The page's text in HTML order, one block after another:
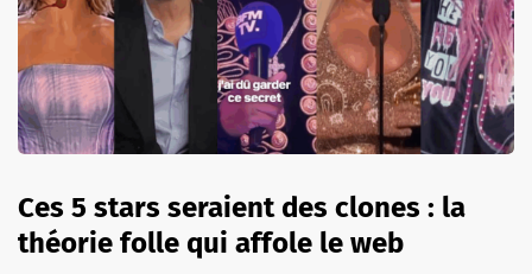
Ces 5 stars seraient des clones : la
théorie folle qui affole le web